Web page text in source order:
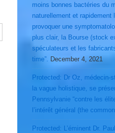
moins bonnes bactéries du
naturellement et
provoquer une
plus clair, la Bourse (stock
spéculateurs et les
time”. December 4, 2021
Protected: Dr Oz, médecin-
la vague holistique, se
Pennsylvanie “contre les
l’intérêt général (the
Protected: L’éminent Dr.